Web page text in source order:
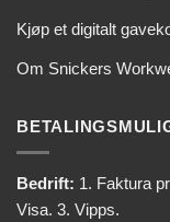
Kjøp et digitalt
Om Snickers
Bedrift: 1. Faktura
Visa. 3. Vipps.